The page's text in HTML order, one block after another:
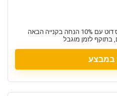
קופון מבצע Tollman's Dot טולמנ'ס דוט עם 10% הנחה בקנייה הבאה
בתוקף לזמן מוגבל
במבצע